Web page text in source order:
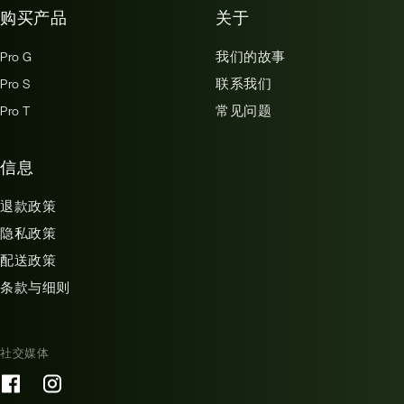
购买产品
Pro G
Pro S
Pro T
关于
我们的故事
联系我们
常见问题
信息
退款政策
隐私政策
配送政策
条款与细则
社交媒体